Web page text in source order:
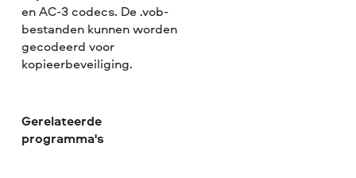
en AC-3 codecs. De .vob-
bestanden kunnen worden
gecodeerd voor
kopieerbeveiliging.
Gerelateerde
programma's